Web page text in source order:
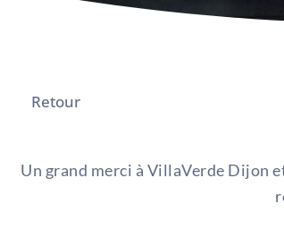
Retour
Un grand merci à VillaVerde Dijon